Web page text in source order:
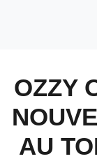
OZZY
AU